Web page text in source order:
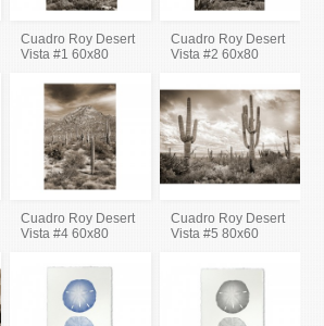
Cuadro Roy Desert
Vista #1 60x80
Cuadro Roy Desert
Vista #2 60x80
Cuadro Roy Desert
Vista #4 60x80
Cuadro Roy Desert
Vista #5 80x60